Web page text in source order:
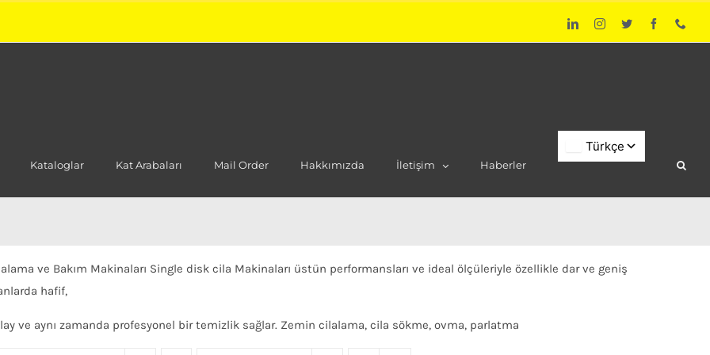
LinkedInInstagramTwitter Facebook
Kataloglar Kat Arabaları Mail Order Hakkımızda İletişim Haberler
ve Bakım Makinaları Single disk cila Makinaları üstün performansları ve ideal ölçüleriyle özellikle dar ve geniş
hafif,
ve aynı zamanda profesyonel bir temizlik sağlar. Zemin cilalama, cila sökme, ovma, parlatma